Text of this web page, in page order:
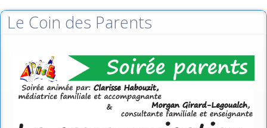
Le Coin des Parents